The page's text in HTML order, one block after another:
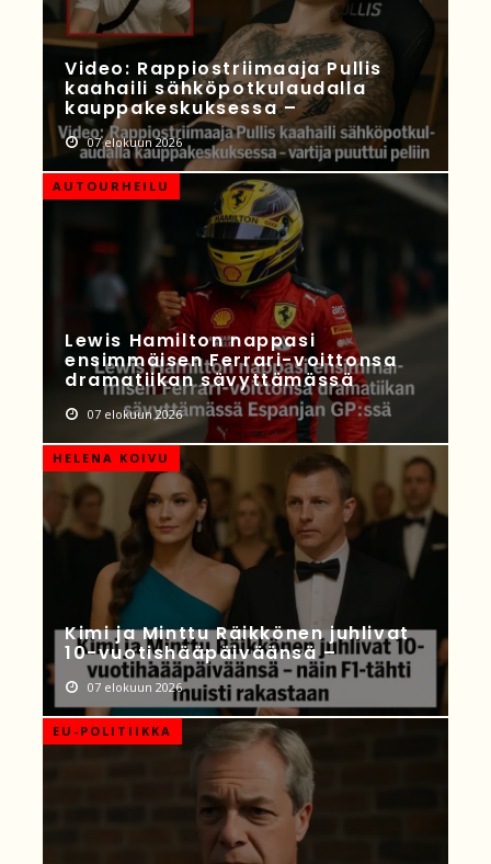
Video: Rappiostriimaaja Pullis
kaahaili sähköpotkulaudalla
kauppakeskuksessa –
07 elokuun 2026
AUTOURHEILU
Lewis Hamilton nappasi
ensimmäisen Ferrari-voittonsa
dramatiikan sävyttämässä
07 elokuun 2026
HELENA KOIVU
Kimi ja Minttu Räikkönen juhlivat
10-vuotishääpäiväänsä –
07 elokuun 2026
EU-POLITIIKKA